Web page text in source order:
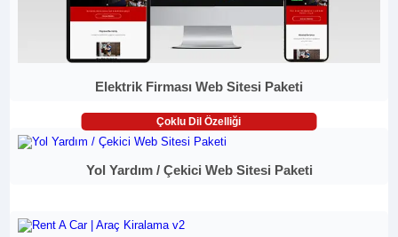
Elektrik Firması Web Sitesi Paketi
Çoklu Dil Özelliği
Yol Yardım / Çekici Web Sitesi Paketi